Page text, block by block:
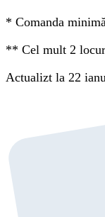
* Comanda
** Cel mult 2
Actualizt la 22